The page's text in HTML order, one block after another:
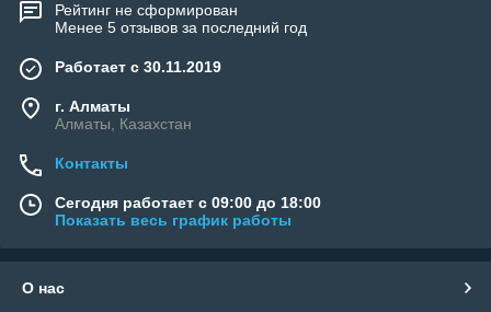
Рейтинг не сформирован
Менее 5 отзывов за последний год
Работает с 30.11.2019
г. Алматы
Алматы, Казахстан
Контакты
Сегодня работает с 09:00 до 18:00
Показать весь график работы
О нас